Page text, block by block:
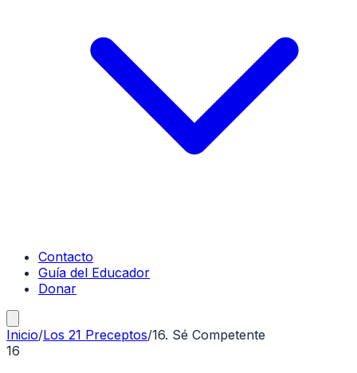
Contacto
Guía del Educador
Donar
Inicio/Los 21 Preceptos/16. Sé Competente
16